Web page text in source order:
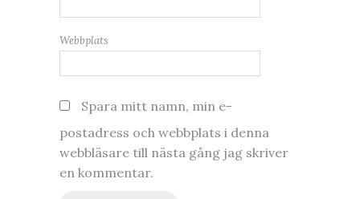
Webbplats
Spara mitt namn, min e-
postadress och webbplats i denna
webbläsare till nästa gång jag skriver
en kommentar.